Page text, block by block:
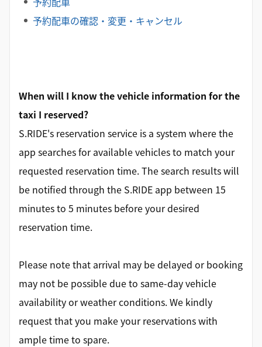
予約配車の確認・変更・キャンセル
When will I know the vehicle information for the
taxi I reserved?
S.RIDE's reservation service is a system where the
app searches for available vehicles to match your
requested reservation time. The search results will
be notified through the S.RIDE app between 15
minutes to 5 minutes before your desired
reservation time.
Please note that arrival may be delayed or booking
may not be possible due to same-day vehicle
availability or weather conditions. We kindly
request that you make your reservations with
ample time to spare.